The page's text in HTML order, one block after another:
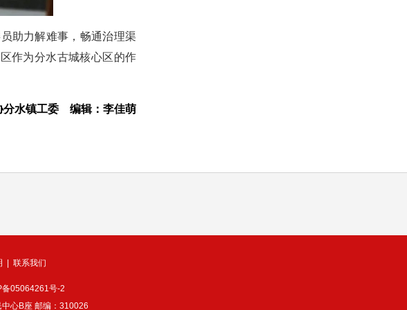
助力解难事，畅通治理渠
作为分水古城核心区的作
分水镇工委 编辑：李佳萌
联系我们
备05064261号-2
心B座 邮编：310026